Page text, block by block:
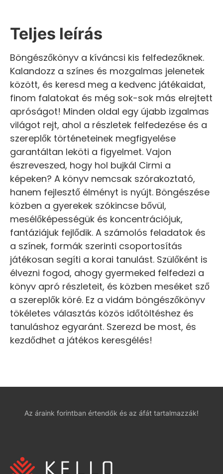
Teljes leírás
Böngészőkönyv a kíváncsi kis felfedezőknek.
Kalandozz a színes és mozgalmas jelenetek
között, és keresd meg a kedvenc játékaidat,
finom falatokat és még sok-sok más elrejtett
apróságot! Minden oldal egy újabb izgalmas
világot rejt, ahol a részletek felfedezése és a
szereplők történeteinek megfigyelése
garantáltan leköti a figyelmet. Vajon
észreveszed, hogy hol bujkál Cirmi a
képeken? A könyv nemcsak szórakoztató,
hanem fejlesztő élményt is nyújt. Böngészése
közben a gyerekek szókincse bővül,
mesélőképességük és koncentrációjuk,
fantáziájuk fejlődik. A számolós feladatok és
a színek, formák szerinti csoportosítás
játékosan segíti a korai tanulást. Szülőként is
élvezni fogod, ahogy gyermeked felfedezi a
könyv apró részleteit, és közben meséket sző
a szereplők köré. Ez a vidám böngészőkönyv
tökéletes választás közös időtöltéshez és
tanuláshoz egyaránt. Szerezd be most, és
kezdődhet a játékos keresgélés!
Az áraink forintban értendők és az áfát tartalmazzák!